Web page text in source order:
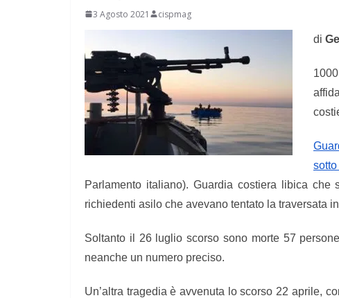
3 Agosto 2021 cispmag
di
Parlamento italiano). Guardia costiera libica
richiedenti asilo che avevano tentato la traversata
Soltanto il 26 luglio scorso sono morte 57
neanche un numero preciso.
Un’altra tragedia è avvenuta lo scorso 22 aprile,